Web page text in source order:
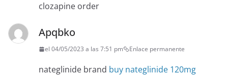
clozapine order
Apqbko
el 04/05/2023 a las 7:51 pm Enlace permanente
nateglinide brand buy nateglinide 120mg